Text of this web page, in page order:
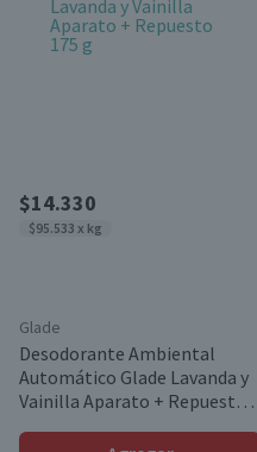
$14.330
$95.533 x kg
Glade
Desodorante Ambiental
Automático Glade Lavanda y
Vainilla Aparato + Repuesto